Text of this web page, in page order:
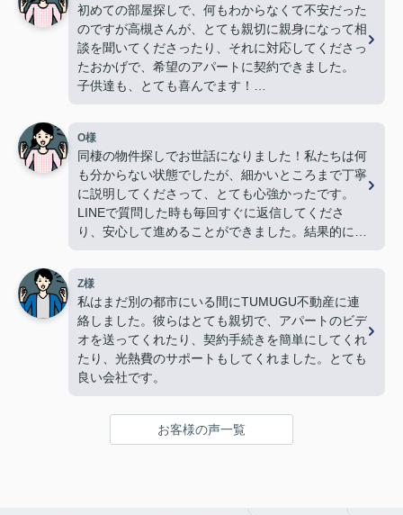
初めての部屋探しで、何もわからなくて不安だった
のですが高槻さんが、とても親切に親身になって相
談を聞いてくださったり、それに対応してくださっ
たおかげで、希望のアパートに契約できました。
子供達も、とても喜んでます！
本当にありがとうございました！！
O様
同棲の物件探しでお世話になりました！私たちは何
も分からない状態でしたが、細かいところまで丁寧
に説明してくださって、とても心強かったです。
LINEで質問した時も毎回すぐに返信してくださ
り、安心して進めることができました。結果的にす
これから物件探しする方に激推しします！
ありがとうございました！！
Z様
私はまだ別の都市にいる間にTUMUGU不動産に連
絡しました。彼らはとても親切で、アパートのビデ
オを送ってくれたり、契約手続きを簡単にしてくれ
たり、光熱費のサポートもしてくれました。とても
良い会社です。
お客様の声一覧